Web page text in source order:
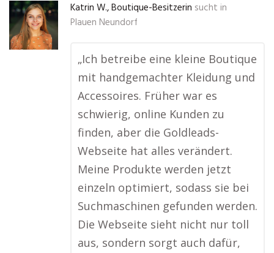
Katrin W., Boutique-Besitzerin sucht in
Plauen Neundorf
„Ich betreibe eine kleine Boutique
mit handgemachter Kleidung und
Accessoires. Früher war es
schwierig, online Kunden zu
finden, aber die Goldleads-
Webseite hat alles verändert.
Meine Produkte werden jetzt
einzeln optimiert, sodass sie bei
Suchmaschinen gefunden werden.
Die Webseite sieht nicht nur toll
aus, sondern sorgt auch dafür,